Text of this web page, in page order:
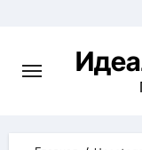
content